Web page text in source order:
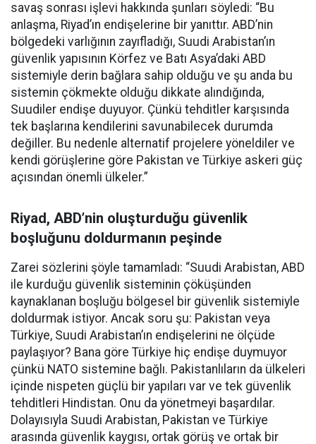
savaş sonrası işlevi hakkında şunları söyledi: “Bu
anlaşma, Riyad’ın endişelerine bir yanıttır. ABD’nin
bölgedeki varlığının zayıfladığı, Suudi Arabistan’ın
güvenlik yapısının Körfez ve Batı Asya’daki ABD
sistemiyle derin bağlara sahip olduğu ve şu anda bu
sistemin çökmekte olduğu dikkate alındığında,
Suudiler endişe duyuyor. Çünkü tehditler karşısında
tek başlarına kendilerini savunabilecek durumda
değiller. Bu nedenle alternatif projelere yöneldiler ve
kendi görüşlerine göre Pakistan ve Türkiye askeri güç
açısından önemli ülkeler.”
Riyad, ABD’nin oluşturduğu güvenlik
boşluğunu doldurmanın peşinde
Zarei sözlerini şöyle tamamladı: “Suudi Arabistan, ABD
ile kurduğu güvenlik sisteminin çöküşünden
kaynaklanan boşluğu bölgesel bir güvenlik sistemiyle
doldurmak istiyor. Ancak soru şu: Pakistan veya
Türkiye, Suudi Arabistan’ın endişelerini ne ölçüde
paylaşıyor? Bana göre Türkiye hiç endişe duymuyor
çünkü NATO sistemine bağlı. Pakistanlıların da ülkeleri
içinde nispeten güçlü bir yapıları var ve tek güvenlik
tehditleri Hindistan. Onu da yönetmeyi başardılar.
Dolayısıyla Suudi Arabistan, Pakistan ve Türkiye
arasında güvenlik kaygısı, ortak görüş ve ortak bir